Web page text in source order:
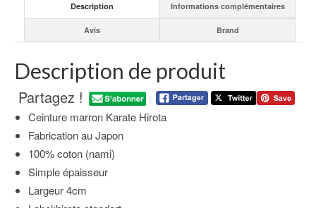
Description Informations complémentaires
Avis Brand
Description de produit
Partagez !
Ceinture marron Karate Hirota
Fabrication au Japon
100% coton (nami)
Simple épaisseur
Largeur 4cm